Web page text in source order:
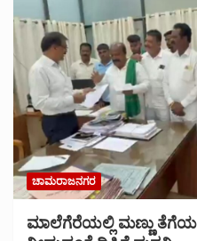
ಚಾಮರಾಜನಗರ
ಮಾಲೆಗೆರೆಯಲ್ಲಿ ಮಣ್ಣು